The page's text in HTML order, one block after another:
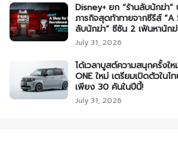
Disney+ ยก “ร้านลับนักฆ่า
ภารกิจสุดท้าทายจากซีรีส์
ลับนักฆ่า” ซีซัน 2 เฟ้นหานักฆ่
July 31, 2026
ได้เวลาบูสต์ความสนุกครั้งใ
ONE ใหม่ เตรียมเปิดตัวใน
เพียง 30 คันในปีนี้!
July 31, 2026